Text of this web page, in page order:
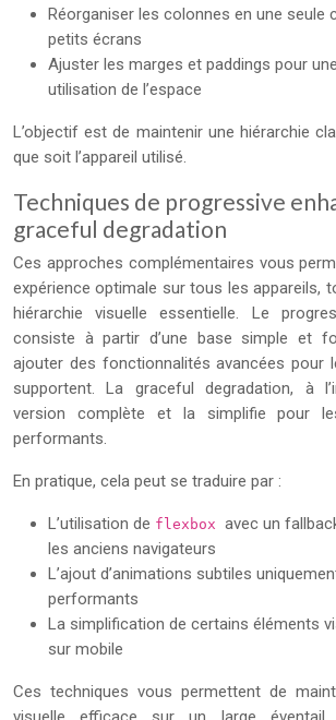
Réorganiser les colonnes en une seule
petits écrans
Ajuster les marges et paddings pour
utilisation de l’espace
L’objectif est de maintenir une hiérarchie
que soit l’appareil utilisé.
Techniques de progressive
graceful degradation
Ces approches complémentaires vous
expérience optimale sur tous les appareils,
hiérarchie visuelle essentielle. Le
consiste à partir d’une base simple et
ajouter des fonctionnalités avancées pour
supportent. La graceful degradation, à
version complète et la simplifie pour
performants.
En pratique, cela peut se traduire par :
L’utilisation de flexbox avec un
les anciens navigateurs
L’ajout d’animations subtiles
performants
La simplification de certains éléments
sur mobile
Ces techniques vous permettent de